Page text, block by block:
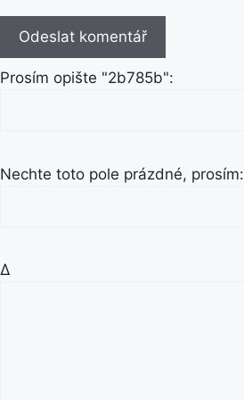
Prosím opište "2b785b":
Nechte toto pole prázdné, prosím:
Δ